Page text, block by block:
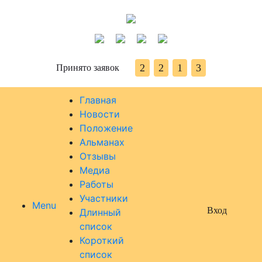
Принято заявок 2 2 1 3
Menu
Главная
Новости
Положение
Альманах
Отзывы
Медиа
Работы
Участники
Длинный
список
Короткий
список
Вход